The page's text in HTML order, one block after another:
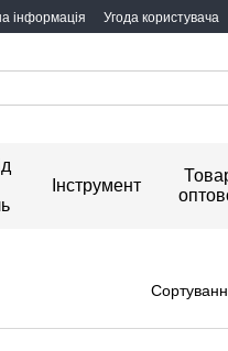
інформація Угода користувача
Інструмент